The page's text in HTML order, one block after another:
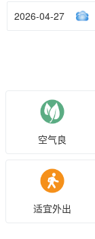
2026-04-27
空气良
适宜外出